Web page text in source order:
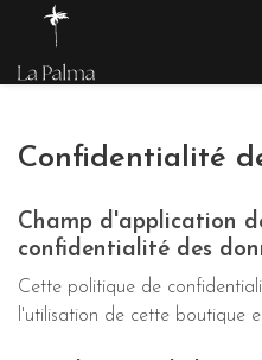
Confidentialité
Champ d'application
confidentialité des
Cette politique de
l'utilisation de cette boutique